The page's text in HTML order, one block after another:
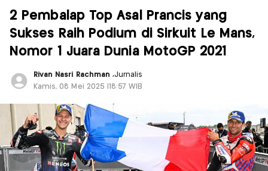
2 Pembalap Top Asal Prancis yang
Sukses Raih Podium di Sirkuit Le Mans,
Nomor 1 Juara Dunia MotoGP 2021
Rivan Nasri Rachman ,Jurnalis
Kamis, 08 Mei 2025 |18:57 WIB